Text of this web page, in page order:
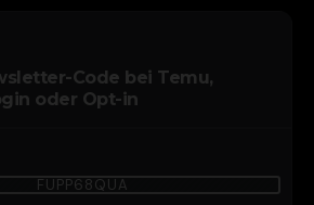
Code bei Temu,
oder Opt-in
FUPP68QUA